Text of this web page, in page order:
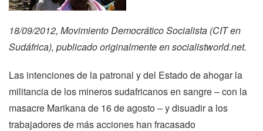
18/09/2012, Movimiento Democrático Socialista (CIT en
Sudáfrica), publicado originalmente en socialistworld.net.
Las intenciones de la patronal y del Estado de ahogar la
militancia de los mineros sudafricanos en sangre – con la
masacre Marikana de 16 de agosto – y disuadir a los
trabajadores de más acciones han fracasado